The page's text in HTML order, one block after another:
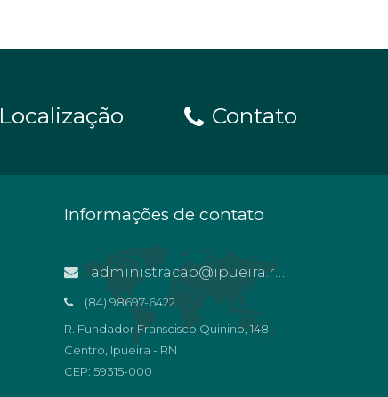
Localização Contato
Informações de contato
administracao@ipueira.rn.gov.br
(84) 98697-6422
R. Fundador Franscisco Quinino, 148 -
Centro, Ipueira - RN
CEP: 59315-000